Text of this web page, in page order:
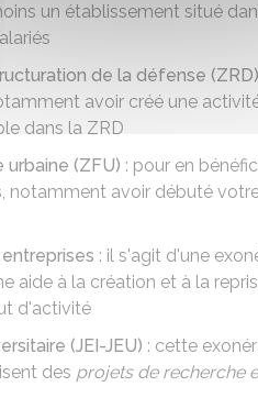
un établissement situé
de la défense (ZRD)
avoir créé une
dans la ZRD
urbaine (ZFU) : pour en
notamment avoir débuté
: il s'agit d'une
aide à la création et à la
d'activité
(JEI-JEU) : cette
des projets de recherche